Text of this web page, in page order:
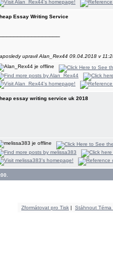
Essay Writing Service
upravil Alan_Rex44 09.04.2018 v
essay writing service uk 2018
Zformátovat pro Tisk | Stáhnout Téma